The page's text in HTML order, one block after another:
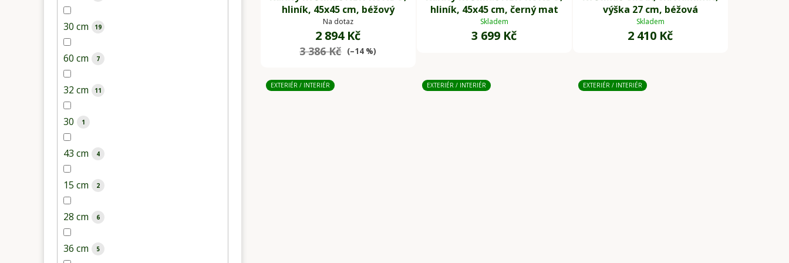
30 cm 19
60 cm 7
32 cm 11
30 1
43 cm 4
15 cm 2
28 cm 6
36 cm 5
hliník, 45x45 cm, béžový
Na dotaz
2 894 Kč
3 386 Kč (–14 %)
hliník, 45x45 cm, černý mat
Skladem
3 699 Kč
výška 27 cm, béžová
Skladem
2 410 Kč
EXTERIÉR / INTERIÉR EXTERIÉR / INTERIÉR EXTERIÉR / INTERIÉR